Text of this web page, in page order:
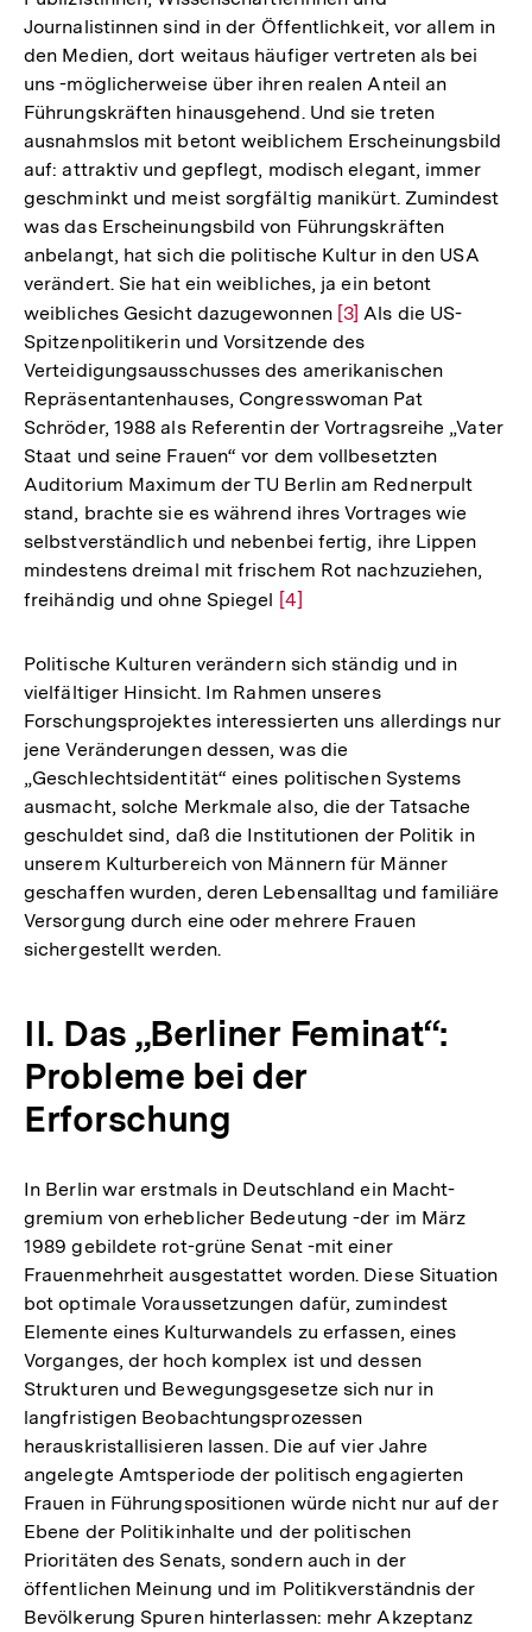
Journalistinnen sind in der Öffentlichkeit, vor allem in
den Medien, dort weitaus häufiger vertreten als bei
uns -möglicherweise über ihren realen Anteil an
Führungskräften hinausgehend. Und sie treten
ausnahmslos mit betont weiblichem Erscheinungsbild
auf: attraktiv und gepflegt, modisch elegant, immer
geschminkt und meist sorgfältig manikürt. Zumindest
was das Erscheinungsbild von Führungskräften
anbelangt, hat sich die politische Kultur in den USA
verändert. Sie hat ein weibliches, ja ein betont
weibliches Gesicht dazugewonnen Zur
Auflösung
der
Fußnote
[3] Als die US-
Spitzenpolitikerin und Vorsitzende des
Verteidigungsausschusses des amerikanischen
Repräsentantenhauses, Congresswoman Pat
Schröder, 1988 als Referentin der Vortragsreihe „Vater
Staat und seine Frauen“ vor dem vollbesetzten
Auditorium Maximum der TU Berlin am Rednerpult
stand, brachte sie es während ihres Vortrages wie
selbstverständlich und nebenbei fertig, ihre Lippen
mindestens dreimal mit frischem Rot nachzuziehen,
freihändig und ohne Spiegel Zur
der
Fußnote
[4]
Politische Kulturen verändern sich ständig und in
vielfältiger Hinsicht. Im Rahmen unseres
Forschungsprojektes interessierten uns allerdings nur
jene Veränderungen dessen, was die
„Geschlechtsidentität“ eines politischen Systems
ausmacht, solche Merkmale also, die der Tatsache
geschuldet sind, daß die Institutionen der Politik in
unserem Kulturbereich von Männern für Männer
geschaffen wurden, deren Lebensalltag und familiäre
Versorgung durch eine oder mehrere Frauen
sichergestellt werden.
II. Das „Berliner Feminat“:
Probleme bei der
Erforschung
In Berlin war erstmals in Deutschland ein Macht-
gremium von erheblicher Bedeutung -der im März
1989 gebildete rot-grüne Senat -mit einer
Frauenmehrheit ausgestattet worden. Diese Situation
bot optimale Voraussetzungen dafür, zumindest
Elemente eines Kulturwandels zu erfassen, eines
Vorganges, der hoch komplex ist und dessen
Strukturen und Bewegungsgesetze sich nur in
langfristigen Beobachtungsprozessen
herauskristallisieren lassen. Die auf vier Jahre
angelegte Amtsperiode der politisch engagierten
Frauen in Führungspositionen würde nicht nur auf der
Ebene der Politikinhalte und der politischen
Prioritäten des Senats, sondern auch in der
öffentlichen Meinung und im Politikverständnis der
Bevölkerung Spuren hinterlassen: mehr Akzeptanz